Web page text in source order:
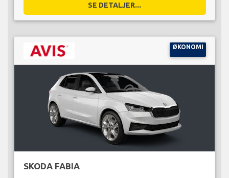
SE DETALJER...
ØKONOMI
SKODA FABIA